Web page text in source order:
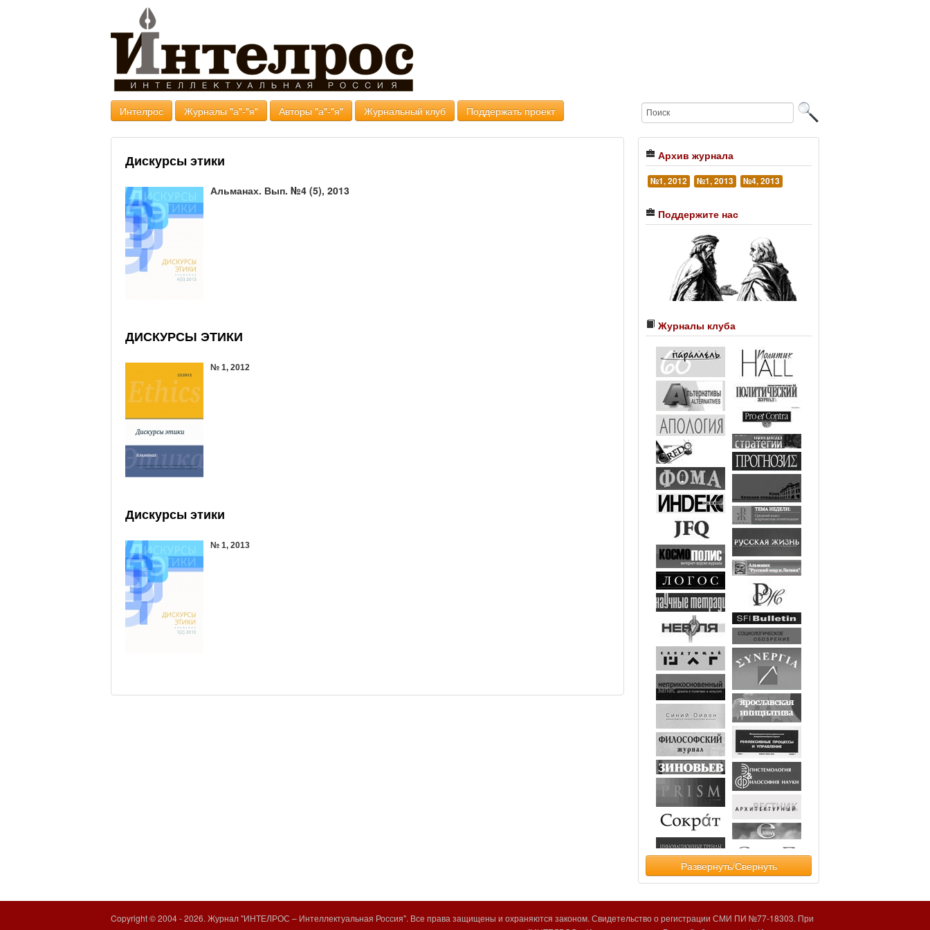
Интелрос Журналы "а"-"я" Авторы "а"-"я" Журнальный клуб Поддержать проект
Дискурсы этики
Альманах. Вып. №4 (5), 2013
ДИСКУРСЫ ЭТИКИ
№ 1, 2012
Дискурсы этики
№ 1, 2013
Архив журнала
№1, 2012 №1, 2013 №4, 2013
Поддержите нас
Журналы клуба
Развернуть/Свернуть
Copyright © 2004 -2026. Журнал "ИНТЕЛРОС – Интеллектуальная Россия". Все права защищены и охраняются законом. Свидетельство о регистрации СМИ ПИ №77-18303. При